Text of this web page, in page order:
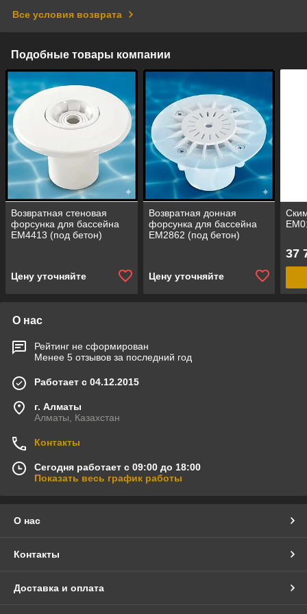
Все условия возврата
Подобные товары компании
Возвратная стеновая
форсунка для бассейна
EM4413 (под бетон)
Цену уточняйте
Возвратная донная
форсунка для бассейна
EM2862 (под бетон)
Цену уточняйте
37
О нас
Рейтинг не сформирован
Менее 5 отзывов за последний год
Работает с 04.12.2015
г. Алматы
Алматы, Казахстан
Контакты
Сегодня работает с 09:00 до 18:00
Показать весь график работы
О нас
Контакты
Доставка и оплата